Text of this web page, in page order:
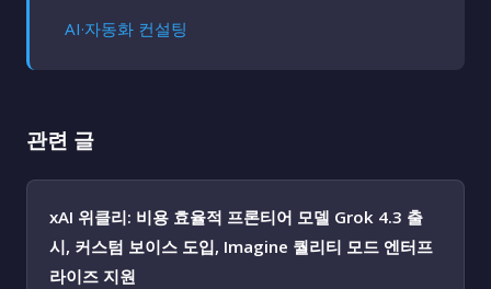
AI·자동화 컨설팅
관련 글
xAI 위클리: 비용 효율적 프론티어 모델 Grok 4.3 출
시, 커스텀 보이스 도입, Imagine 퀄리티 모드 엔터프
라이즈 지원